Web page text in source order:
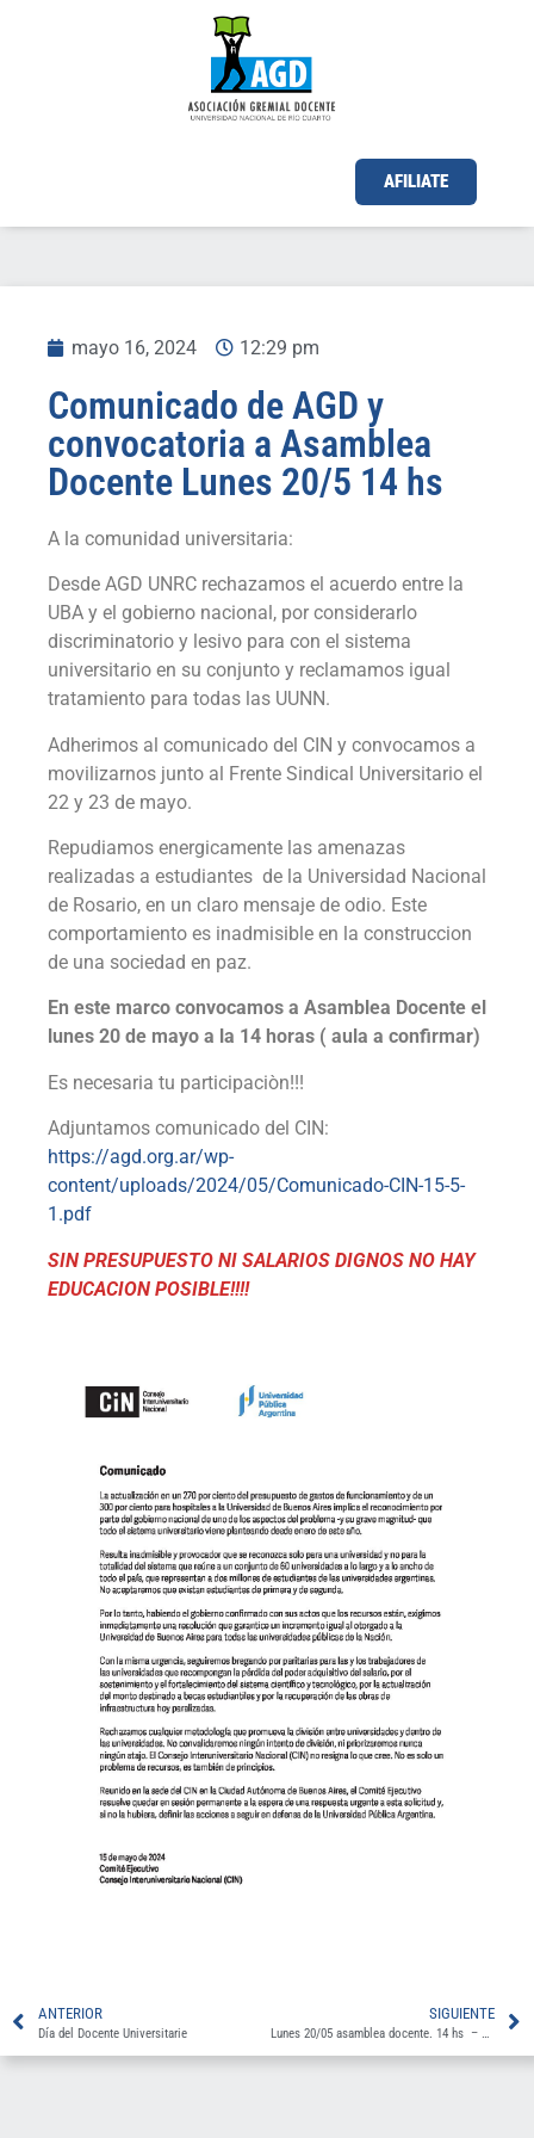
AFILIATE
mayo 16, 2024 12:29 pm
Comunicado de AGD y
convocatoria a Asamblea
Docente Lunes 20/5 14 hs
A la comunidad universitaria:
Desde AGD UNRC rechazamos el acuerdo entre la
UBA y el gobierno nacional, por considerarlo
discriminatorio y lesivo para con el sistema
universitario en su conjunto y reclamamos igual
tratamiento para todas las UUNN.
Adherimos al comunicado del CIN y convocamos a
movilizarnos junto al Frente Sindical Universitario el
22 y 23 de mayo.
Repudiamos energicamente las amenazas
realizadas a estudiantes de la Universidad Nacional
de Rosario, en un claro mensaje de odio. Este
comportamiento es inadmisible en la construccion
de una sociedad en paz.
En este marco convocamos a Asamblea Docente el
lunes 20 de mayo a la 14 horas ( aula a confirmar)
Es necesaria tu participaciòn!!!
Adjuntamos comunicado del CIN:
https://agd.org.ar/wp-
content/uploads/2024/05/Comunicado-CIN-15-5-
1.pdf
SIN PRESUPUESTO NI SALARIOS DIGNOS NO HAY
EDUCACION POSIBLE!!!!
ANTERIOR
Día del Docente Universitarie
SIGUIENTE